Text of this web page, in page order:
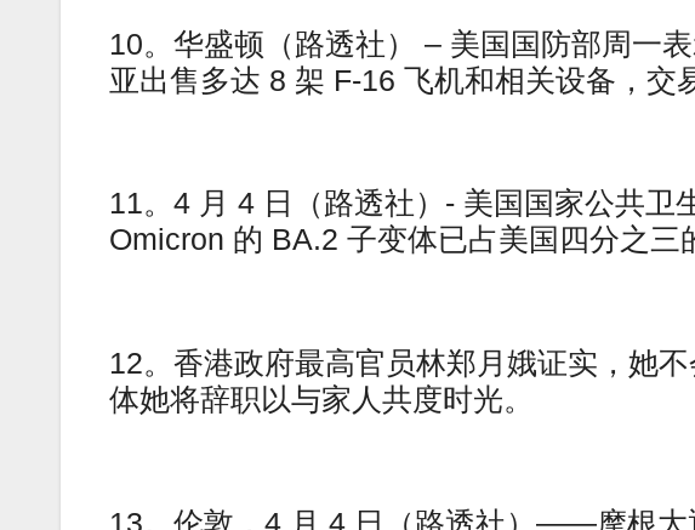
10。华盛顿（路透社） – 美国国防部周一
亚出售多达 8 架 F-16 飞机和相关设备，交
11。4 月 4 日（路透社）- 美国国家公共卫
Omicron 的 BA.2 子变体已占美国四分之三
12。香港政府最高官员林郑月娥证实，她
体她将辞职以与家人共度时光。
13。伦敦，4 月 4 日（路透社）——摩根大